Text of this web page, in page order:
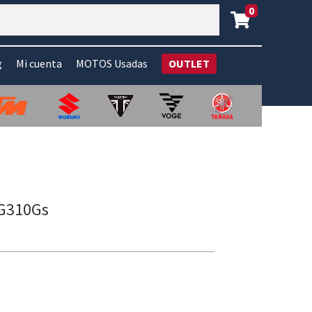
0
Mi cuenta MOTOS Usadas OUTLET